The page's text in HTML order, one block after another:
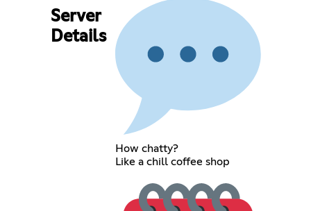
Server
Details
How chatty?
Like a chill coffee shop